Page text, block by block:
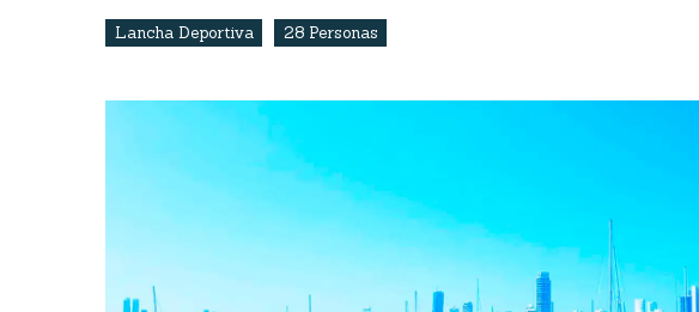
Lancha Deportiva 28 Personas